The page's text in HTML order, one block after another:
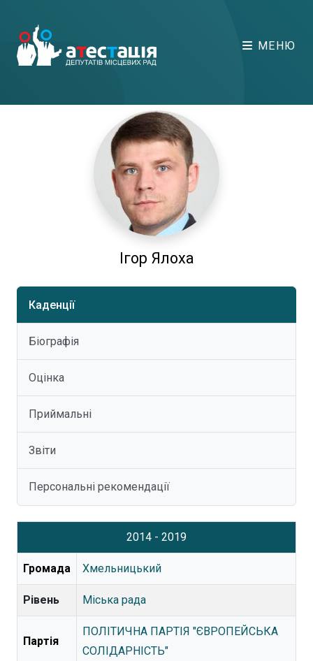
МЕНЮ
Ігор Ялоха
Каденції
Біографія
Оцінка
Приймальні
Звіти
Персональні рекомендації
2014 - 2019
Громада Хмельницький
Рівень Міська рада
Партія
ПОЛІТИЧНА ПАРТІЯ "ЄВРОПЕЙСЬКА
СОЛІДАРНІСТЬ"